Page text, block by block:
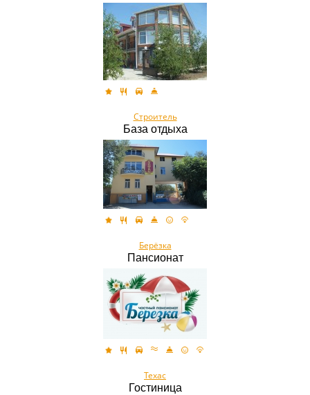
Строитель
База отдыха
Берёзка
Пансионат
Техас
Гостиница